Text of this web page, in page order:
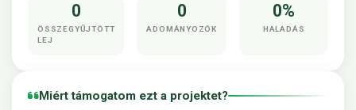
0
ÖSSZEGYŰJTÖTT
LEJ
0
ADOMÁNYOZÓK
0%
HALADÁS
Miért támogatom ezt a projektet?